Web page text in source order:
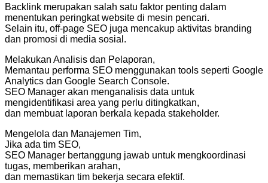
Backlink merupakan salah satu faktor penting dalam
menentukan peringkat website di mesin pencari.
Selain itu, off-page SEO juga mencakup aktivitas branding
dan promosi di media sosial.
Melakukan Analisis dan Pelaporan,
Memantau performa SEO menggunakan tools seperti Google
Analytics dan Google Search Console.
SEO Manager akan menganalisis data untuk
mengidentifikasi area yang perlu ditingkatkan,
dan membuat laporan berkala kepada stakeholder.
Mengelola dan Manajemen Tim,
Jika ada tim SEO,
SEO Manager bertanggung jawab untuk mengkoordinasi
tugas, memberikan arahan,
dan memastikan tim bekerja secara efektif.